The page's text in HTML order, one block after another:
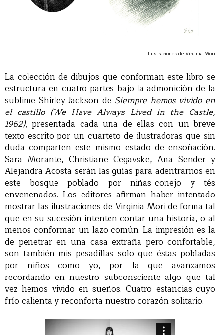
Ilustraciones de Virginia Mori
La colección de dibujos que conforman este libro se
estructura en cuatro partes bajo la admonición de la
sublime Shirley Jackson de Siempre hemos vivido en
el castillo (We Have Always Lived in the Castle,
1962), presentada cada una de ellas con un breve
texto escrito por un cuarteto de ilustradoras que sin
duda comparten este mismo estado de ensoñación.
Sara Morante, Christiane Cegavske, Ana Sender y
Alejandra Acosta serán las guías para adentrarnos en
este bosque poblado por niñas-conejo y tés
envenenados. Los editores afirman haber intentado
mostrar las ilustraciones de Virginia Mori de forma tal
que en su sucesión intenten contar una historia, o al
menos conformar un lazo común. La impresión es la
de penetrar en una casa extraña pero confortable,
son también mis pesadillas solo que éstas pobladas
por niños como yo, por la que avanzamos
recordando en nuestro subconsciente algo que tal
vez hemos vivido en sueños. Cuatro estancias cuyo
frío calienta y reconforta nuestro corazón solitario.